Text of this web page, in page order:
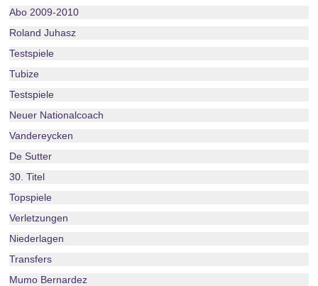
Abo 2009-2010
Roland Juhasz
Testspiele
Tubize
Testspiele
Neuer Nationalcoach
Vandereycken
De Sutter
30. Titel
Topspiele
Verletzungen
Niederlagen
Transfers
Mumo Bernardez